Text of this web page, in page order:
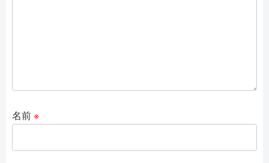
名前※